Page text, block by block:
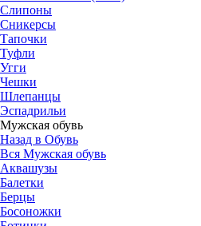
Слипоны
Сникерсы
Тапочки
Туфли
Угги
Чешки
Шлепанцы
Эспадрильи
Мужская обувь
Назад в Обувь
Вся Мужская обувь
Аквашузы
Балетки
Берцы
Босоножки